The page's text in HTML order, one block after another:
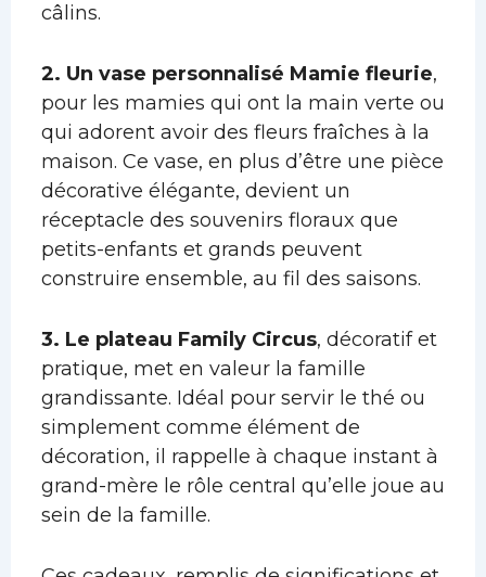
câlins.
2. Un vase personnalisé Mamie fleurie,
pour les mamies qui ont la main verte ou
qui adorent avoir des fleurs fraîches à la
maison. Ce vase, en plus d’être une pièce
décorative élégante, devient un
réceptacle des souvenirs floraux que
petits-enfants et grands peuvent
construire ensemble, au fil des saisons.
3. Le plateau Family Circus, décoratif et
pratique, met en valeur la famille
grandissante. Idéal pour servir le thé ou
simplement comme élément de
décoration, il rappelle à chaque instant à
grand-mère le rôle central qu’elle joue au
sein de la famille.